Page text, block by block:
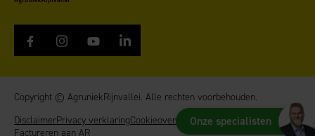
Onze specialisten
Copyright © AgruniekRijnvallei. Alle rechten voorbehouden.
DisclaimerPrivacy verklaringCookieoverzichtAlgemene Voorwaarden
Factureren aan AR